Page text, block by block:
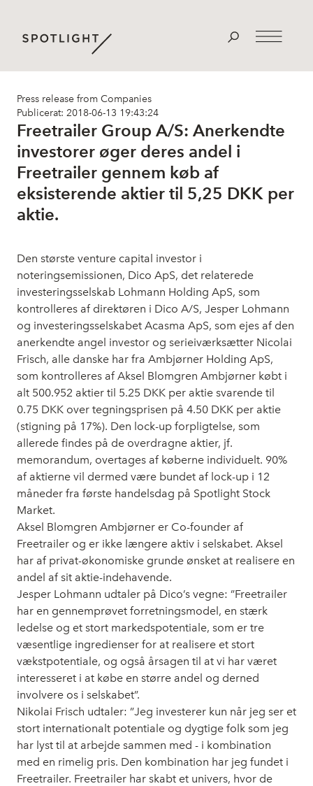
Press release from Companies
Publicerat: 2018-06-13 19:43:24
Freetrailer Group A/S: Anerkendte
investorer øger deres andel i
Freetrailer gennem køb af
eksisterende aktier til 5,25 DKK per
aktie.
Den største venture capital investor i
noteringsemissionen, Dico ApS, det relaterede
investeringsselskab Lohmann Holding ApS, som
kontrolleres af direktøren i Dico A/S, Jesper Lohmann
og investeringsselskabet Acasma ApS, som ejes af den
anerkendte angel investor og serieiværksætter Nicolai
Frisch, alle danske har fra Ambjørner Holding ApS,
som kontrolleres af Aksel Blomgren Ambjørner købt i
alt 500.952 aktier til 5.25 DKK per aktie svarende til
0.75 DKK over tegningsprisen på 4.50 DKK per aktie
(stigning på 17%). Den lock-up forpligtelse, som
allerede findes på de overdragne aktier, jf.
memorandum, overtages af køberne individuelt. 90%
af aktierne vil dermed være bundet af lock-up i 12
måneder fra første handelsdag på Spotlight Stock
Market.
Aksel Blomgren Ambjørner er Co-founder af
Freetrailer og er ikke længere aktiv i selskabet. Aksel
har af privat-økonomiske grunde ønsket at realisere en
andel af sit aktie-indehavende.
Jesper Lohmann udtaler på Dico’s vegne: ”Freetrailer
har en gennemprøvet forretningsmodel, en stærk
ledelse og et stort markedspotentiale, som er tre
væsentlige ingredienser for at realisere et stort
vækstpotentiale, og også årsagen til at vi har været
interesseret i at købe en større andel og derned
involvere os i selskabet”.
Nikolai Frisch udtaler: ”Jeg investerer kun når jeg ser et
stort internationalt potentiale og dygtige folk som jeg
har lyst til at arbejde sammen med - i kombination
med en rimelig pris. Den kombination har jeg fundet i
Freetrailer. Freetrailer har skabt et univers, hvor de